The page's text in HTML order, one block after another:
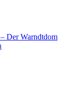
Der Warndtdom